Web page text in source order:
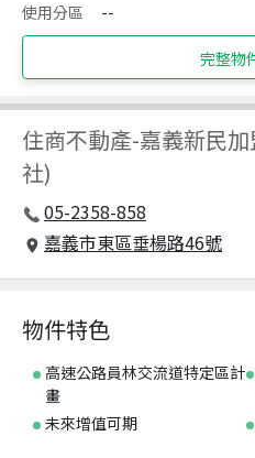
使用分區
--
完整物
住商不動產-嘉義新民
社)
05-2358-858
嘉義市東區垂楊路46號
物件特色
高速公路員林交流道特定區計
畫
未來增值可期